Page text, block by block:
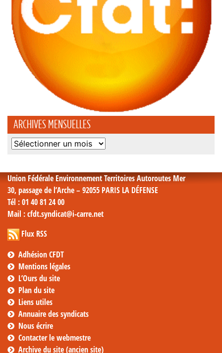
ARCHIVES MENSUELLES
Archives
Union Fédérale Environnement Territoires Autoroutes Mer
30, passage de l’Arche – 92055 PARIS LA DÉFENSE
Tél : 01 40 81 24 00
Mail : cfdt.syndicat@i-carre.net
Flux RSS
Adhésion CFDT
Mentions légales
L’Ours du site
Plan du site
Liens utiles
Annuaire des syndicats
Nous écrire
Contacter le webmestre
Archive du site (ancien site)